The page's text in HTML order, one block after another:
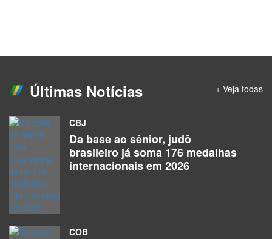
Últimas Notícias + Veja todas
CBJ
Da base ao sênior, judô
brasileiro já soma 176 medalhas
internacionais em 2026
COB